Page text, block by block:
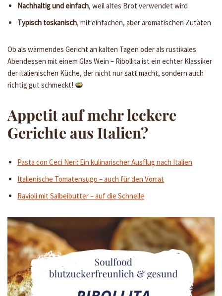
Nachhaltig und einfach, weil altes Brot verwendet wird
Typisch toskanisch, mit einfachen, aber aromatischen Zutaten
Ob als wärmendes Gericht an kalten Tagen oder als rustikales
Abendessen mit einem Glas Wein – Ribollita ist ein echter Klassiker
der italienischen Küche, der nicht nur satt macht, sondern auch
richtig gut schmeckt!
Appetit auf mehr leckere
Gerichte aus Italien?
Pasta con Ceci Neri: Ein kulinarischer Ausflug nach Italien
Italienische Tomatensugo – auch für den Vorrat
Ravioli mit Salbeibutter – auf die Schnelle